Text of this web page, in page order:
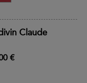
Claude
€